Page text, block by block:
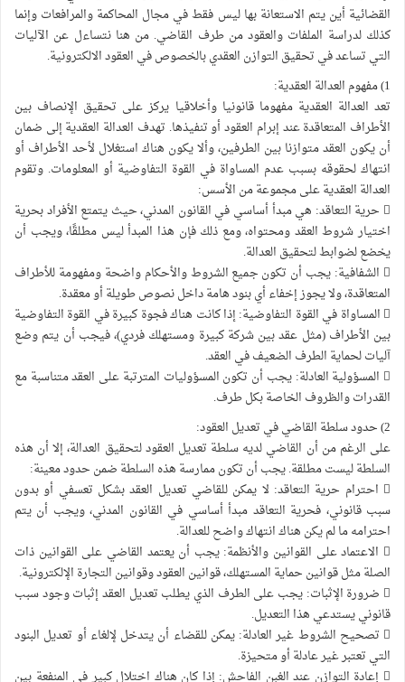
القضائية أين يتم الاستعانة بها ليس فقط في مجال المحاكمة والمرافعات وإنما
كذلك لدراسة الملفات والعقود من طرف القاضي. من هنا نتساءل عن الآليات
التي تساعد في تحقيق التوازن العقدي بالخصوص في العقود الالكترونية.
1) مفهوم العدالة العقدية:
تعد العدالة العقدية مفهوما قانونيا وأخلاقيا يركز على تحقيق الإنصاف بين
الأطراف المتعاقدة عند إبرام العقود أو تنفيذها. تهدف العدالة العقدية إلى ضمان
أن يكون العقد متوازنا بين الطرفين، وألا يكون هناك استغلال لأحد الأطراف أو
انتهاك لحقوقه بسبب عدم المساواة في القوة التفاوضية أو المعلومات. وتقوم
العدالة العقدية على مجموعة من الأسس:
 حرية التعاقد: هي مبدأ أساسي في القانون المدني، حيث يتمتع الأفراد بحرية
اختيار شروط العقد ومحتواه، ومع ذلك فإن هذا المبدأ ليس مطلقًا، ويجب أن
يخضع لضوابط لتحقيق العدالة.
 الشفافية: يجب أن تكون جميع الشروط والأحكام واضحة ومفهومة للأطراف
المتعاقدة، ولا يجوز إخفاء أي بنود هامة داخل نصوص طويلة أو معقدة.
 المساواة في القوة التفاوضية: إذا كانت هناك فجوة كبيرة في القوة التفاوضية
بين الأطراف (مثل عقد بين شركة كبيرة ومستهلك فردي)، فيجب أن يتم وضع
آليات لحماية الطرف الضعيف في العقد.
 المسؤولية العادلة: يجب أن تكون المسؤوليات المترتبة على العقد متناسبة مع
القدرات والظروف الخاصة بكل طرف.
2) حدود سلطة القاضي في تعديل العقود:
على الرغم من أن القاضي لديه سلطة تعديل العقود لتحقيق العدالة، إلا أن هذه
السلطة ليست مطلقة. يجب أن تكون ممارسة هذه السلطة ضمن حدود معينة:
 احترام حرية التعاقد: لا يمكن للقاضي تعديل العقد بشكل تعسفي أو بدون
سبب قانوني، فحرية التعاقد مبدأ أساسي في القانون المدني، ويجب أن يتم
احترامه ما لم يكن هناك انتهاك واضح للعدالة.
 الاعتماد على القوانين والأنظمة: يجب أن يعتمد القاضي على القوانين ذات
الصلة مثل قوانين حماية المستهلك، قوانين العقود وقوانين التجارة الإلكترونية.
 ضرورة الإثبات: يجب على الطرف الذي يطلب تعديل العقد إثبات وجود سبب
قانوني يستدعي هذا التعديل.
 تصحيح الشروط غير العادلة: يمكن للقضاء أن يتدخل لإلغاء أو تعديل البنود
التي تعتبر غير عادلة أو متحيزة.
 إعادة التوازن عند الغبن الفاحش: إذا كان هناك اختلال كبير في المنفعة بين